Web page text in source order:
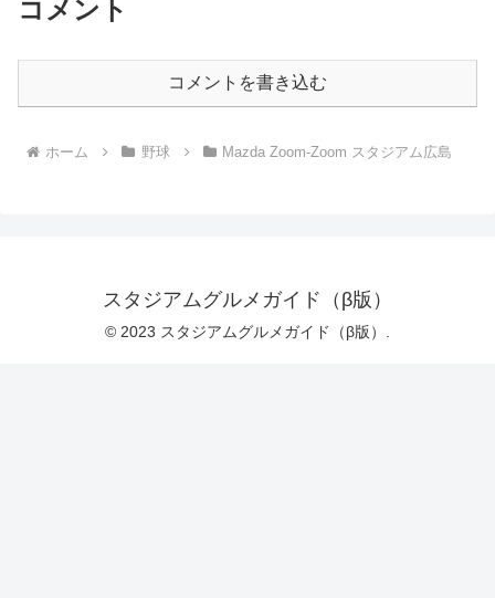
コメント
コメントを書き込む
ホーム 野球 Mazda Zoom-Zoom スタジアム広島
スタジアムグルメガイド（β版）
© 2023 スタジアムグルメガイド（β版）.